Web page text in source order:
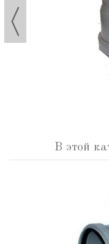
В этой